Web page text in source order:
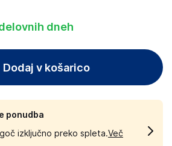
dneh
Dodaj v košarico
ponudba
izključno preko spleta.Več